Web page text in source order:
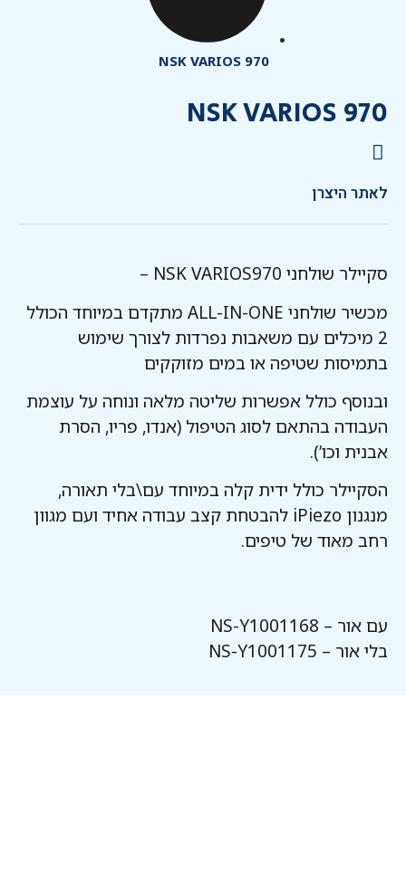
NSK VARIOS 970
NSK VARIOS 970
לאתר היצרן
סקיילר שולחני NSK VARIOS970 –
מכשיר שולחני ALL-IN-ONE מתקדם במיוחד הכולל
2 מיכלים עם משאבות נפרדות לצורך שימוש
בתמיסות שטיפה או במים מזוקקים
ובנוסף כולל אפשרות שליטה מלאה ונוחה על עוצמת
העבודה בהתאם לסוג הטיפול (אנדו, פריו, הסרת
אבנית וכו’).
הסקיילר כולל ידית קלה במיוחד עם\בלי תאורה,
מנגנון iPiezo להבטחת קצב עבודה אחיד ועם מגוון
רחב מאוד של טיפים.
עם אור – NS-Y1001168
בלי אור – NS-Y1001175